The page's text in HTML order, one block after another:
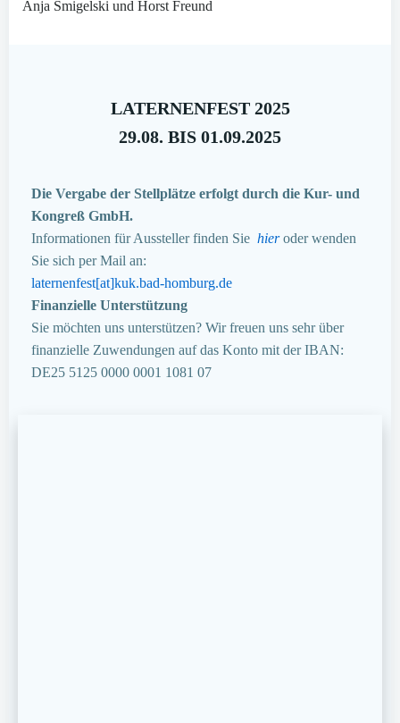
Anja Smigelski und Horst Freund
LATERNENFEST 2025
29.08. BIS 01.09.2025
Die Vergabe der Stellplätze erfolgt durch die Kur- und
Kongreß GmbH.
Informationen für Aussteller finden Sie hieroder wenden
Sie sich per Mail an:
laternenfest[at]kuk.bad-homburg.de
Finanzielle Unterstützung
Sie möchten uns unterstützen? Wir freuen uns sehr über
finanzielle Zuwendungen auf das Konto mit der IBAN:
DE25 5125 0000 0001 1081 07